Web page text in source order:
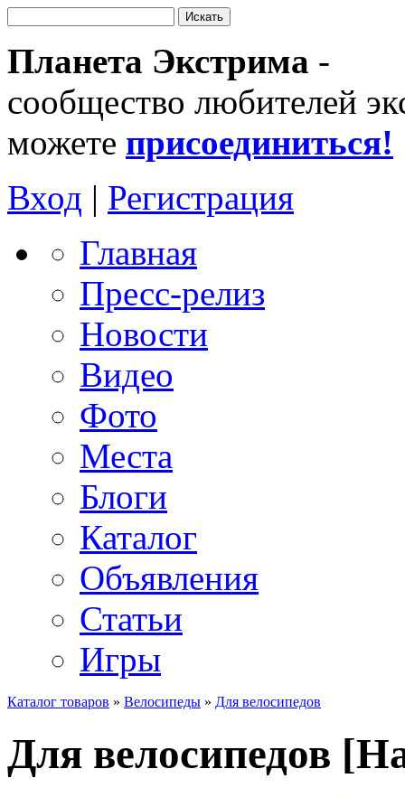
Планета Экстрима -
сообщество любителей
можете присоединиться!
Вход | Регистрация
Главная
Пресс-релиз
Новости
Видео
Фото
Места
Блоги
Каталог
Объявления
Статьи
Игры
Каталог товаров » Велосипеды » Для велосипедов
Для велосипедов